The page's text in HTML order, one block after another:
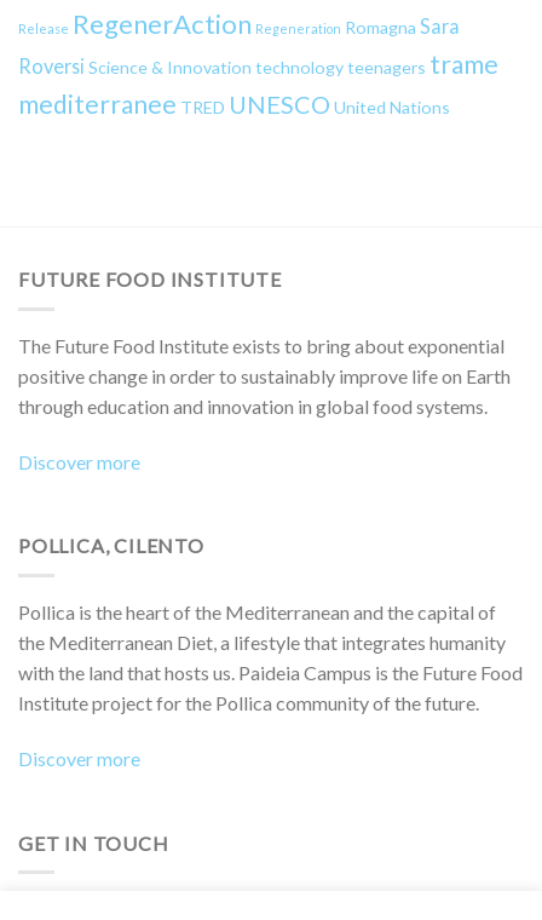
Release RegenerAction Regeneration Romagna Sara
Roversi Science & Innovation technologyteenagers trame
mediterranee TRED UNESCO United Nations
FUTURE FOOD INSTITUTE
The Future Food Institute exists to bring about exponential
positive change in order to sustainably improve life on Earth
through education and innovation in global food systems.
Discover more
POLLICA, CILENTO
Pollica is the heart of the Mediterranean and the capital of
the Mediterranean Diet, a lifestyle that integrates humanity
with the land that hosts us. Paideia Campus is the Future Food
Institute project for the Pollica community of the future.
Discover more
GET IN TOUCH